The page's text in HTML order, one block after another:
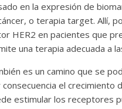
en la expresión de
o terapia target. Allí,
HER2 en pacientes que
una terapia adecuada a
es un camino que se
el crecimiento
estimular los receptores